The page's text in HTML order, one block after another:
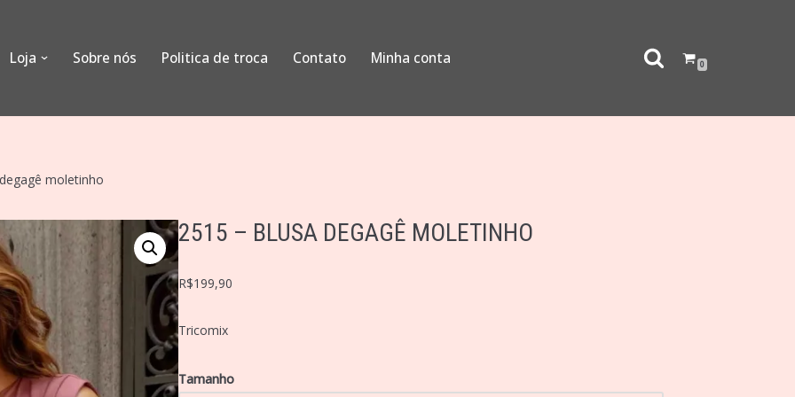
Loja Sobre nós Politica de troca Contato Minha conta 0
moletinho
2515 – BLUSA DEGAGÊ MOLETINHO
R$199,90
Tricomix
Tamanho